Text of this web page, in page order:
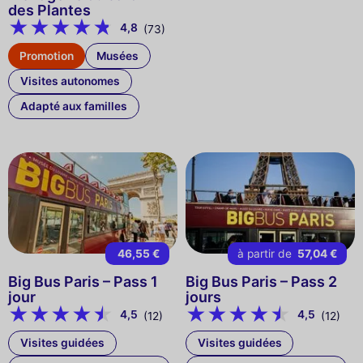
des Plantes
4,8 (73)
Promotion
Musées
Visites autonomes
Adapté aux familles
46,55 €
Big Bus Paris – Pass 1
jour
4,5 (12)
Visites guidées
à partir de 57,04 €
Big Bus Paris – Pass 2
jours
4,5 (12)
Visites guidées